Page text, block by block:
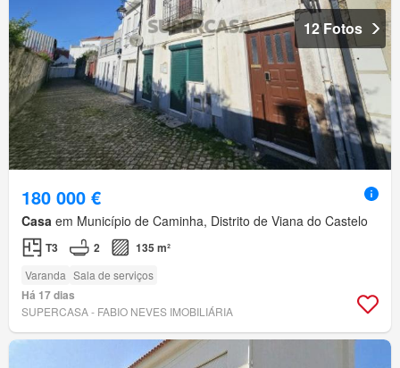
12 Fotos
180 000 €
Casa em Município de Caminha, Distrito de Viana do Castelo
T3 2 135 m²
Varanda Sala de serviços
Há 17 dias
SUPERCASA - FABIO NEVES IMOBILIÁRIA